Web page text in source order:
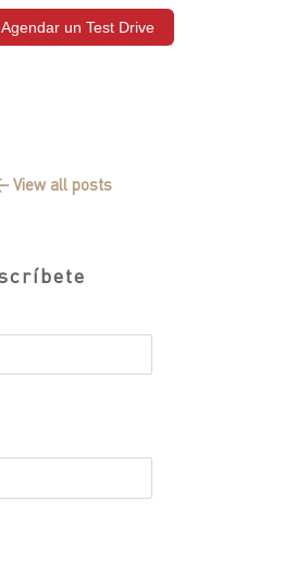
un Test Drive
View all posts